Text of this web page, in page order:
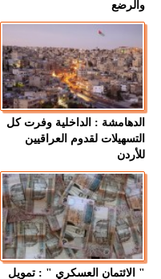
والرضع
الدهامشة : الداخلية وفرت كل
التسهيلات لقدوم العراقيين
للأردن
" الائتمان العسكري " : تمويل